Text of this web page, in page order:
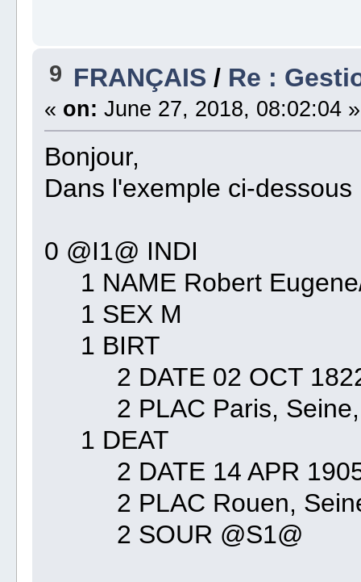
9 FRANÇAIS / Re :
« on: June 27, 2018, 08:02:04 »
Bonjour,
Dans l'exemple ci-
0 @I1@ INDI
1 NAME Robert
1 SEX M
1 BIRT
2 DATE 02 OCT
2 PLAC Paris, Seine,
1 DEAT
2 DATE 14 APR
2 PLAC Rouen,
2 SOUR @S1@